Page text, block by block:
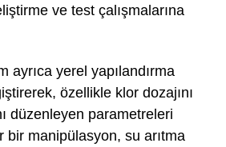
ve test çalışmalarına
ayrıca yerel yapılandırma
özellikle klor dozajını
düzenleyen parametreleri
bir manipülasyon, su arıtma